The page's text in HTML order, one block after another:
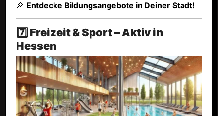
🔎 Entdecke Bildungsangebote in Deiner Stadt!
7️⃣ Freizeit & Sport – Aktiv in
Hessen